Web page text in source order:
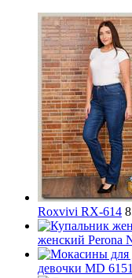
Roxvivi RX-614
женский Perona
девочки MD